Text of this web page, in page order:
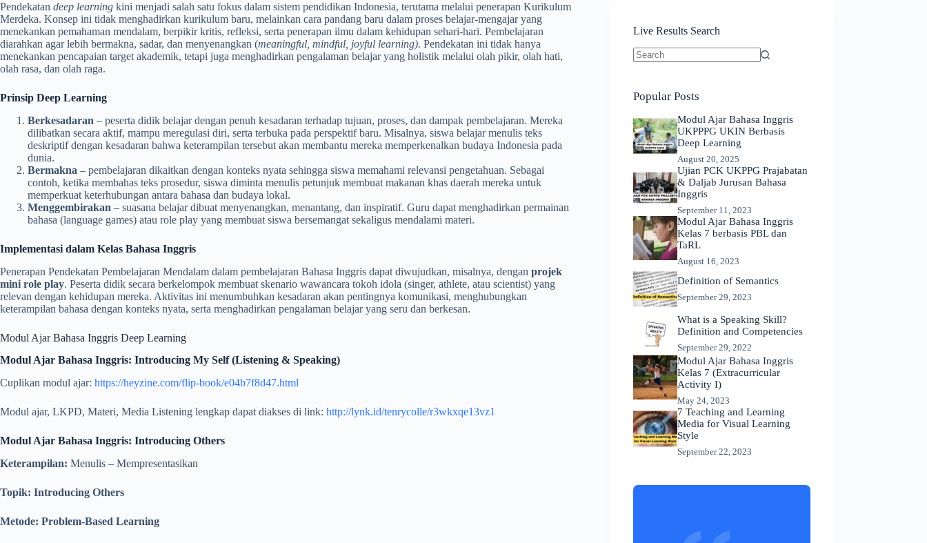
Pendekatan deep learning kini menjadi salah satu fokus dalam sistem pendidikan Indonesia, terutama melalui penerapan Kurikulum
Merdeka. Konsep ini tidak menghadirkan kurikulum baru, melainkan cara pandang baru dalam proses belajar-mengajar yang
menekankan pemahaman mendalam, berpikir kritis, refleksi, serta penerapan ilmu dalam kehidupan sehari-hari. Pembelajaran
diarahkan agar lebih bermakna, sadar, dan menyenangkan (meaningful, mindful, joyful learning). Pendekatan ini tidak hanya
menekankan pencapaian target akademik, tetapi juga menghadirkan pengalaman belajar yang holistik melalui olah pikir, olah hati,
olah rasa, dan olah raga.
Prinsip Deep Learning
Berkesadaran – peserta didik belajar dengan penuh kesadaran terhadap tujuan, proses, dan dampak pembelajaran. Mereka
dilibatkan secara aktif, mampu meregulasi diri, serta terbuka pada perspektif baru. Misalnya, siswa belajar menulis teks
deskriptif dengan kesadaran bahwa keterampilan tersebut akan membantu mereka memperkenalkan budaya Indonesia pada
dunia.
Bermakna – pembelajaran dikaitkan dengan konteks nyata sehingga siswa memahami relevansi pengetahuan. Sebagai
contoh, ketika membahas teks prosedur, siswa diminta menulis petunjuk membuat makanan khas daerah mereka untuk
memperkuat keterhubungan antara bahasa dan budaya lokal.
Menggembirakan – suasana belajar dibuat menyenangkan, menantang, dan inspiratif. Guru dapat menghadirkan permainan
bahasa (language games) atau role play yang membuat siswa bersemangat sekaligus mendalami materi.
Implementasi dalam Kelas Bahasa Inggris
Penerapan Pendekatan Pembelajaran Mendalam dalam pembelajaran Bahasa Inggris dapat diwujudkan, misalnya, dengan projek
mini role play. Peserta didik secara berkelompok membuat skenario wawancara tokoh idola (singer, athlete, atau scientist) yang
relevan dengan kehidupan mereka. Aktivitas ini menumbuhkan kesadaran akan pentingnya komunikasi, menghubungkan
keterampilan bahasa dengan konteks nyata, serta menghadirkan pengalaman belajar yang seru dan berkesan.
Modul Ajar Bahasa Inggris Deep Learning
Modul Ajar Bahasa Inggris: Introducing My Self (Listening & Speaking)
Cuplikan modul ajar: https://heyzine.com/flip-book/e04b7f8d47.html
Modul ajar, LKPD, Materi, Media Listening lengkap dapat diakses di link: http://lynk.id/tenrycolle/r3wkxqe13vz1
Modul Ajar Bahasa Inggris: Introducing Others
Keterampilan: Menulis – Mempresentasikan
Topik: Introducing Others
Metode: Problem-Based Learning
Live Results Search
Popular Posts
Modul Ajar Bahasa Inggris
UKPPPG UKIN Berbasis
Deep Learning
August 20, 2025
Ujian PCK UKPPG Prajabatan
& Daljab Jurusan Bahasa
Inggris
September 11, 2023
Modul Ajar Bahasa Inggris
Kelas 7 berbasis PBL dan
TaRL
August 16, 2023
Definition of Semantics
September 29, 2023
What is a Speaking Skill?
Definition and Competencies
September 29, 2022
Modul Ajar Bahasa Inggris
Kelas 7 (Extracurricular
Activity I)
May 24, 2023
7 Teaching and Learning
Media for Visual Learning
Style
September 22, 2023